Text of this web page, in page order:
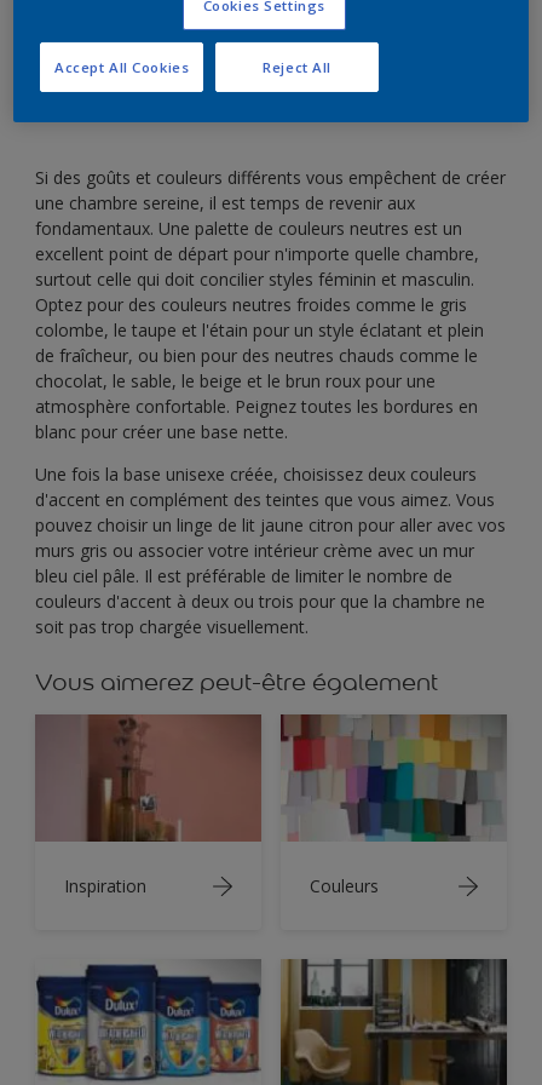
touches de couleurs pour un coin pour deux.
Si des goûts et couleurs différents vous empêchent de créer
une chambre sereine, il est temps de revenir aux
fondamentaux. Une palette de couleurs neutres est un
excellent point de départ pour n'importe quelle chambre,
surtout celle qui doit concilier styles féminin et masculin.
Optez pour des couleurs neutres froides comme le gris
colombe, le taupe et l'étain pour un style éclatant et plein
de fraîcheur, ou bien pour des neutres chauds comme le
chocolat, le sable, le beige et le brun roux pour une
atmosphère confortable. Peignez toutes les bordures en
blanc pour créer une base nette.
Une fois la base unisexe créée, choisissez deux couleurs
d'accent en complément des teintes que vous aimez. Vous
pouvez choisir un linge de lit jaune citron pour aller avec vos
murs gris ou associer votre intérieur crème avec un mur
bleu ciel pâle. Il est préférable de limiter le nombre de
couleurs d'accent à deux ou trois pour que la chambre ne
soit pas trop chargée visuellement.
Vous aimerez peut-être également
Inspiration Couleurs
Cookies Settings
Reject All
Accept All Cookies